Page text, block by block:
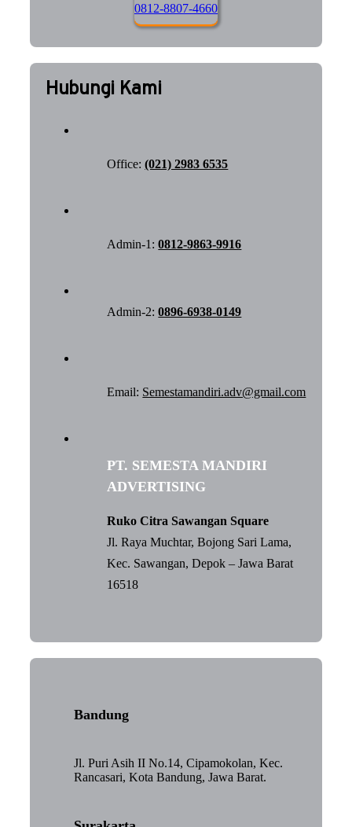
0812-8807-4660
Hubungi Kami
Office:(021) 2983 6535
Admin-1:0812-9863-9916
Admin-2:0896-6938-0149
Email: Semestamandiri.adv@gmail.com
PT. SEMESTA MANDIRI
ADVERTISING
Ruko Citra Sawangan Square
Jl. Raya Muchtar, Bojong Sari Lama,
Kec. Sawangan, Depok – Jawa Barat
16518
Bandung
Jl. Puri Asih II No.14, Cipamokolan, Kec.
Rancasari, Kota Bandung, Jawa Barat.